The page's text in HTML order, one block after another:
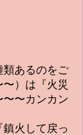
類あるのをご
）は『火災
〜カンカン
火して戻っ